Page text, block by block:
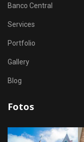
Banco Central
Services
Portfolio
Gallery
Blog
Fotos